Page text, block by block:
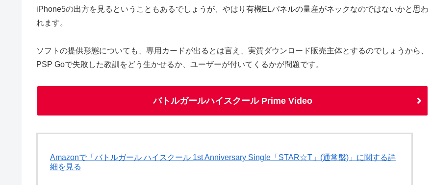
iPhone5の出方を見るということもあるでしょうが、やはり有機ELパネルの量産がネックなのではないかと思わ
れます。
ソフトの提供形態についても、専用カードが出るとは言え、実質ダウンロード販売主体とするのでしょうから、
PSP Goで失敗した教訓をどう生かせるか、ユーザーが付いてくるかが問題です。
バトルガールハイスクール Prime Video
Amazonで「バトルガール ハイスクール 1st Anniversary Single「STAR☆T」(通常盤)」に関する詳
細を見る